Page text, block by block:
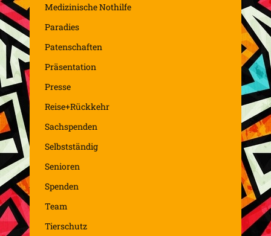
Medizinische Nothilfe
Paradies
Patenschaften
Präsentation
Presse
Reise+Rückkehr
Sachspenden
Selbstständig
Senioren
Spenden
Team
Tierschutz